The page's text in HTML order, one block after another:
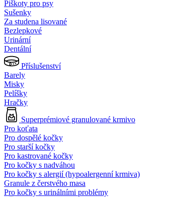
Piškoty pro psy
Sušenky
Za studena lisované
Bezlepkové
Urinární
Dentální
Příslušenství
Barely
Misky
Pelíšky
Hračky
Superprémiové granulované krmivo
Pro koťata
Pro dospělé kočky
Pro starší kočky
Pro kastrované kočky
Pro kočky s nadváhou
Pro kočky s alergií (hypoalergenní krmiva)
Granule z čerstvého masa
Pro kočky s urinálními problémy